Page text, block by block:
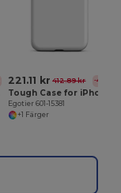
221.11 kr 412.89 kr -46%
Egotier 601-15381
+1 Färger